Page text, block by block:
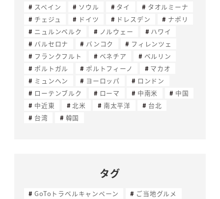
スペイン
ソウル タイ
タオルミーナ
チェジュ
ドイツ ドレスデン
ナポリ
ニュルンベルク
ノルウェー
ハワイ
バルセロナ
バンコク
フィレンツェ
フランクフルト
ベネチア
ベルリン
ポルトガル
ポルトフィーノ
マカオ
ミュンヘン
ヨーロッパ
ロンドン
ローテンブルク
ローマ 中南米
中国
中近東
北米 南太平洋
台北
台湾
韓国
タグ
GoToトラベルキャンペーン
ご当地グルメ